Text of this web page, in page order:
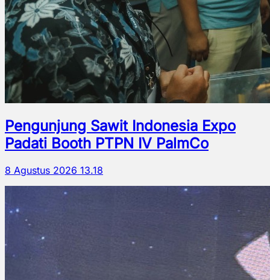
Pengunjung Sawit Indonesia Expo
Padati Booth PTPN IV PalmCo
8 Agustus 2026 13.18